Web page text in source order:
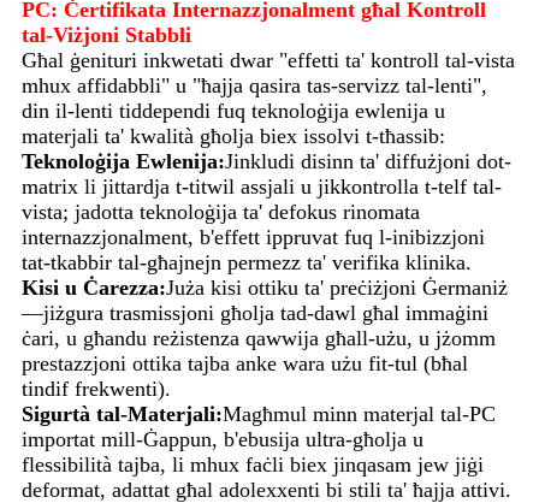
PC: Ċertifikata Internazzjonalment għal Kontroll
tal-Viżjoni Stabbli
Għal ġenituri inkwetati dwar "effetti ta' kontroll tal-vista
mhux affidabbli" u "ħajja qasira tas-servizz tal-lenti",
din il-lenti tiddependi fuq teknoloġija ewlenija u
materjali ta' kwalità għolja biex issolvi t-tħassib:
Teknoloġija Ewlenija:Jinkludi disinn ta' diffużjoni dot-
matrix li jittardja t-titwil assjali u jikkontrolla t-telf tal-
vista; jadotta teknoloġija ta' defokus rinomata
internazzjonalment, b'effett ippruvat fuq l-inibizzjoni
tat-tkabbir tal-għajnejn permezz ta' verifika klinika.
Kisi u Ċarezza:Juża kisi ottiku ta' preċiżjoni Ġermaniż
—jiżgura trasmissjoni għolja tad-dawl għal immaġini
ċari, u għandu reżistenza qawwija għall-użu, u jżomm
prestazzjoni ottika tajba anke wara użu fit-tul (bħal
tindif frekwenti).
Sigurtà tal-Materjali:Magħmul minn materjal tal-PC
importat mill-Ġappun, b'ebusija ultra-għolja u
flessibilità tajba, li mhux faċli biex jinqasam jew jiġi
deformat, adattat għal adolexxenti bi stili ta' ħajja attivi.